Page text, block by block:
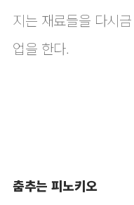
지는 재료들을 다시
업을 한다.
춤추는 피노키오